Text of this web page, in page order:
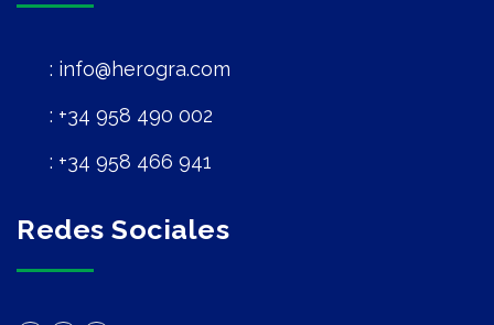
info@herogra.com
+34 958 490 002
+34 958 466 941
Redes Sociales